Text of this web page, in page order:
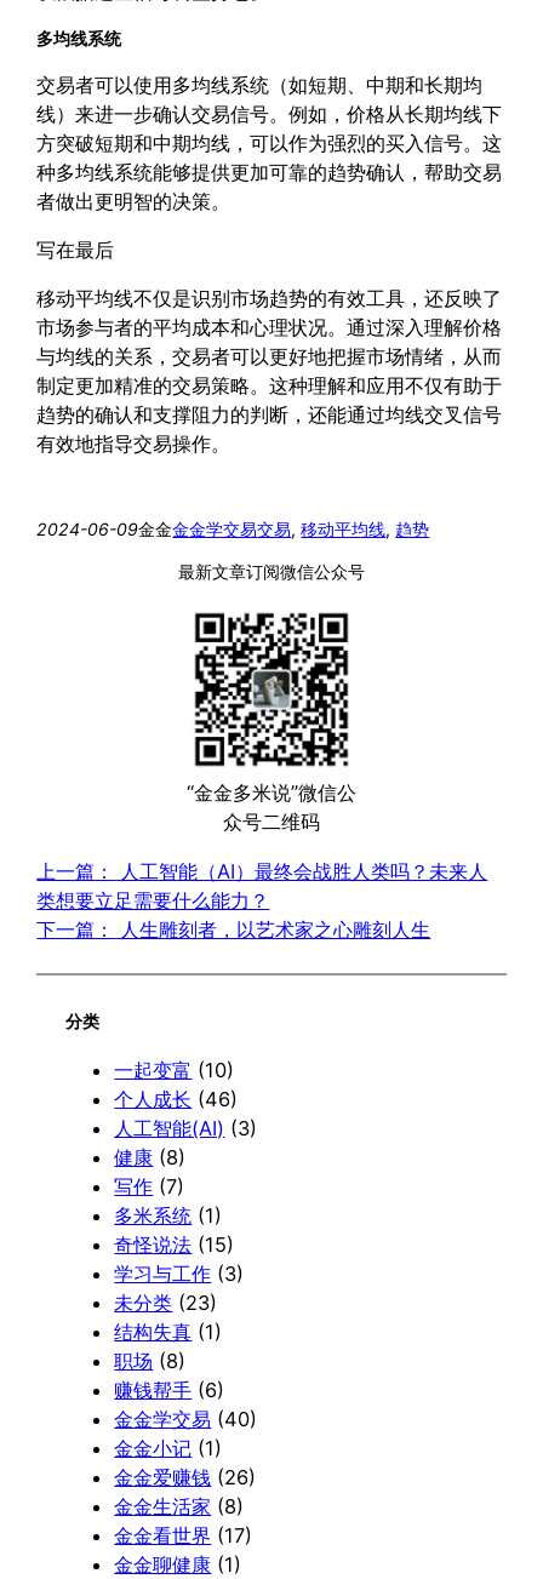
多均线系统
交易者可以使用多均线系统（如短期、中期和长期均
线）来进一步确认交易信号。例如，价格从长期均线下
方突破短期和中期均线，可以作为强烈的买入信号。这
种多均线系统能够提供更加可靠的趋势确认，帮助交易
者做出更明智的决策。
写在最后
移动平均线不仅是识别市场趋势的有效工具，还反映了
市场参与者的平均成本和心理状况。通过深入理解价格
与均线的关系，交易者可以更好地把握市场情绪，从而
制定更加精准的交易策略。这种理解和应用不仅有助于
趋势的确认和支撑阻力的判断，还能通过均线交叉信号
有效地指导交易操作。
2024-06-09金金金金学交易交易, 移动平均线, 趋势
最新文章订阅微信公众号
“金金多米说”微信公
众号二维码
上一篇：
人工智能（AI）最终会战胜人类吗？未来人
类想要立足需要什么能力？
下一篇：
人生雕刻者，以艺术家之心雕刻人生
分类
一起变富 (10)
个人成长 (46)
人工智能(AI) (3)
健康 (8)
写作 (7)
多米系统 (1)
奇怪说法 (15)
学习与工作 (3)
未分类 (23)
结构失真 (1)
职场 (8)
赚钱帮手 (6)
金金学交易 (40)
金金小记 (1)
金金爱赚钱 (26)
金金生活家 (8)
金金看世界 (17)
金金聊健康 (1)